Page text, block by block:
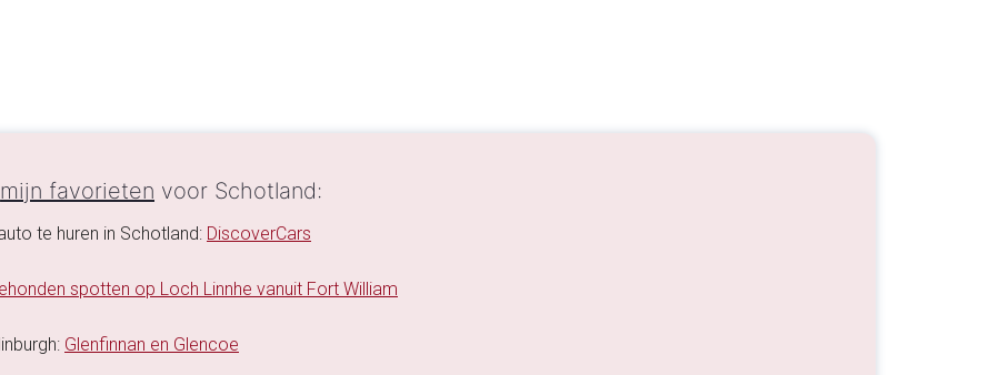
mijn favorieten voor Schotland:
te huren in Schotland: DiscoverCars
spotten op Loch Linnhe vanuit Fort William
Glenfinnan en Glencoe